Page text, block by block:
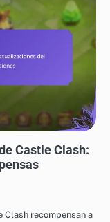
Castle Clash:
Clash recompensan a